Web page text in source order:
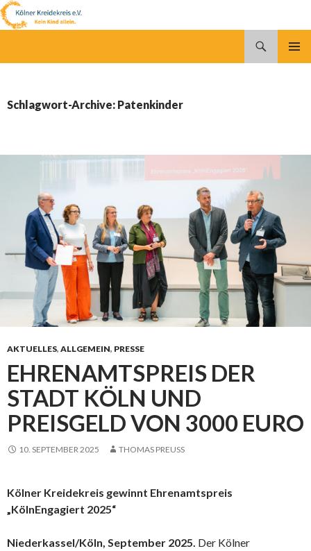
Schlagwort-Archive: Patenkinder
AKTUELLES, ALLGEMEIN, PRESSE
EHRENAMTSPREIS DER
STADT KÖLN UND
PREISGELD VON 3000 EURO
10. SEPTEMBER 2025 THOMAS PREUSS
Kölner Kreidekreis gewinnt Ehrenamtspreis
„KölnEngagiert 2025“
Niederkassel/Köln, September 2025. Der Kölner